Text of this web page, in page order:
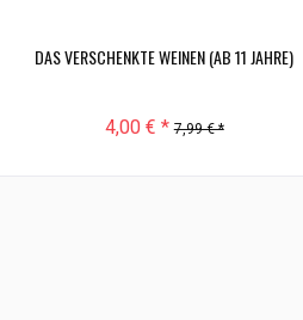
DAS VERSCHENKTE WEINEN (AB 11 JAHRE)
4,00 € * 7,99 € *